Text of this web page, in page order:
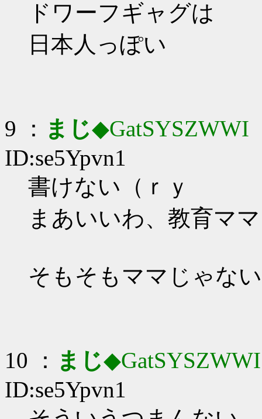
ドワーフギャグは
日本人っぽい
9 ： まじ◆GatSYSZWWI
ID:se5Ypvn1
書けない（ｒｙ
まあいいわ、教育マ
そもそもママじゃな
10 ： まじ◆GatSYSZWWI
ID:se5Ypvn1